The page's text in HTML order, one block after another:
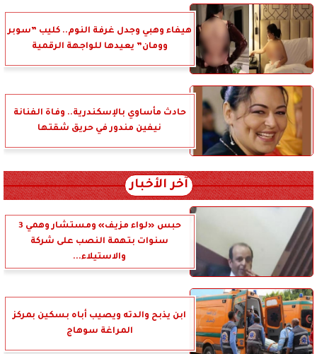
هيفاء وهبي وجدل غرفة النوم.. كليب ”سوبر
وومان” يعيدها للواجهة الرقمية
حادث مأساوي بالإسكندرية.. وفاة الفنانة
نيفين مندور في حريق شقتها
آخر الأخبار
حبس «لواء مزيف» ومستشار وهمي 3
سنوات بتهمة النصب على شركة
والاستيلاء...
ابن يذبح والدته ويصيب أباه بسكين بمركز
المراغة سوهاج